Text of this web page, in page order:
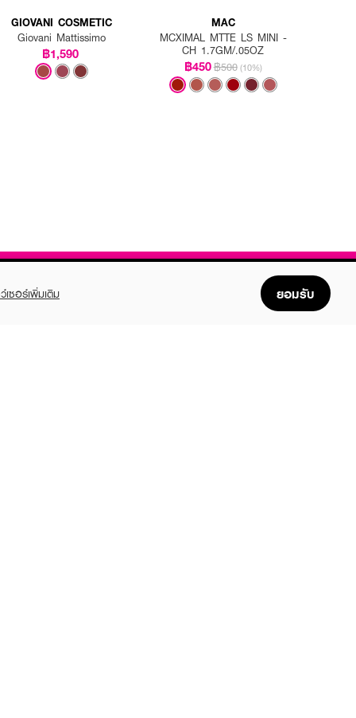
GIOVANI COSMETIC
Giovani Mattissimo
฿1,590
MAC
MCXIMAL MTTE LS MINI -
CH 1.7GM/.05OZ
฿450฿500 (10%)
เซอร์เพิ่มเติม ยอมรับ